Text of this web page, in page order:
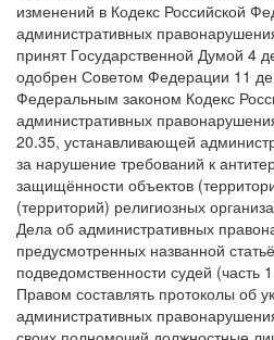
изменений в Кодекс Российской
административных
принят Государственной Думой 4
одобрен Советом Федерации 11
Федеральным законом Кодекс
административных
20.35, устанавливающей
за нарушение требований к
защищённости объектов
(территорий) религиозных
Дела об административных
предусмотренных названной
подведомственности судей (часть
Правом составлять протоколы об
административных